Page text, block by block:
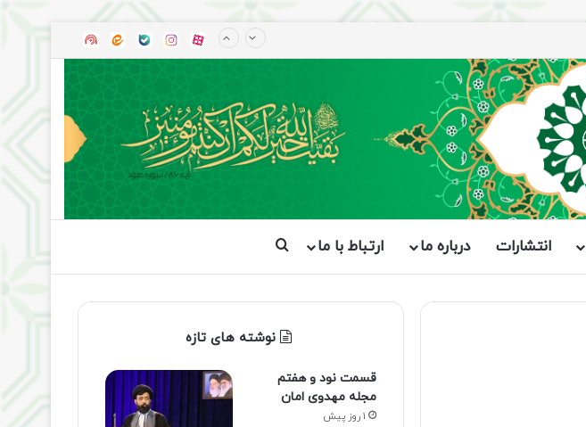
آپاراتاینستاگرام
بله ایتا
انتشارات درباره ما ارتباط با ما جستجو برای
نوشته های تازه
قسمت نود و هفتم
مجله مهدوی امان
1 روز پیش